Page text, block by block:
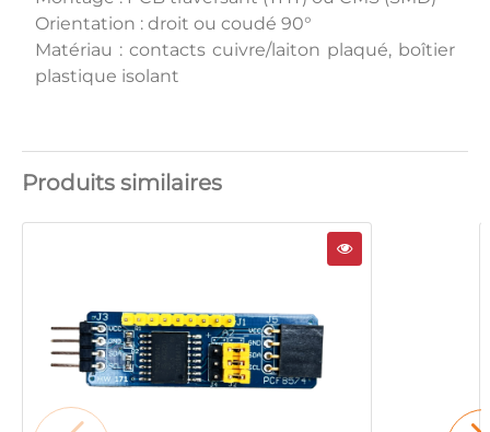
Orientation : droit ou coudé 90°
Matériau : contacts cuivre/laiton plaqué, boîtier
plastique isolant
Produits similaires